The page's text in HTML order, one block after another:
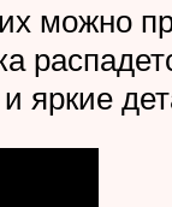
можно
яркие